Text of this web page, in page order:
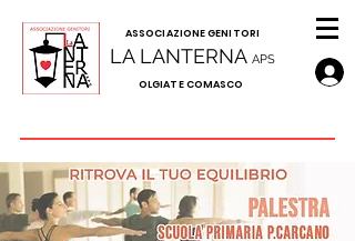
LA LANTERNA APS
ASSOCIAZIONE GENITORI
OLGIATE COMASCO